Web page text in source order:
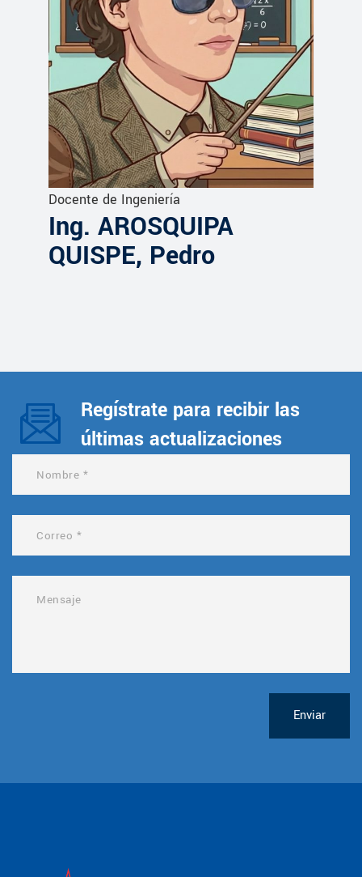
Docente de Ingeniería
Ing. AROSQUIPA
QUISPE, Pedro
Regístrate para recibir las
últimas actualizaciones
Enviar